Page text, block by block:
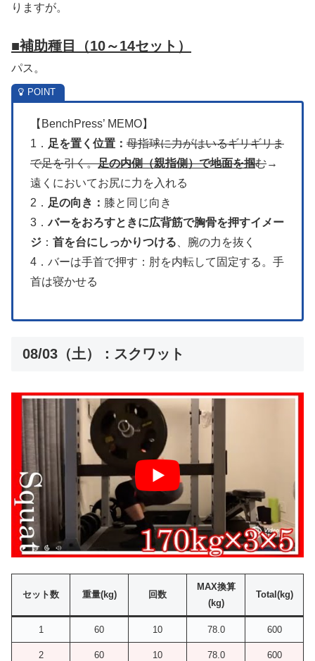
りますが。
■補助種目 （10～14セット）
パス。
【BenchPress’ MEMO】
1． 足を置く位置： 母指球に力がはいるギリギリま
で足を引く。足の内側（親指側）で地面を掴む→
遠くにおいてお尻に力を入れる
2． 足の向き： 膝と同じ向き
3．バーをおろすときに広背筋で胸骨を押すイメー
ジ ： 首を台にしっかりつける 、腕の力を抜く
4．バーは手首で押す：肘を内転して固定する。手
首は寝かせる
08/03（土）：スクワット
セット数 重量(kg) 回数
MAX換算
(kg)
Total(kg)
1 60 10 78.0 600
2 60 10 78.0 600